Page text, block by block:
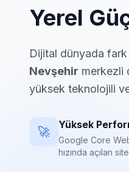
Yerel
Dijital dünyada
Nevşehir merkezli
yüksek teknolojili
🚀 Yüksek
Google Core
hızında açılan